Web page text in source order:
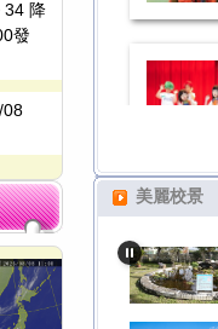
34 降
發
08
美麗校景